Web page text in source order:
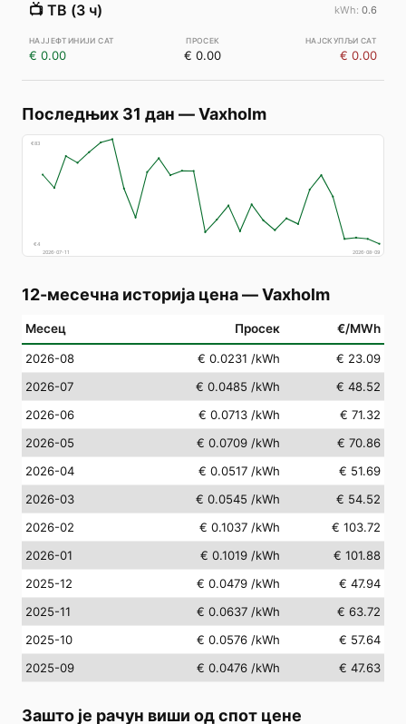
📺 ТВ (3 ч) 0.6
€ 0.00 € 0.00 € 0.00
Последњих 31 дан —Vaxholm
€83
€4
2026-07-11
2026-08-09
12-месечна историја цена—Vaxholm
Месец Просек €/MWh
2026-08 € 0.0231 /kWh
€ 23.09
2026-07
€ 0.0485 /kWh
€ 48.52
2026-06
€ 0.0713 /kWh
€ 71.32
2026-05
€ 0.0709 /kWh
€ 70.86
2026-04
€ 0.0517 /kWh
€ 51.69
2026-03
€ 0.0545 /kWh
€ 54.52
2026-02
€ 0.1037 /kWh
€ 103.72
2026-01
€ 0.1019 /kWh
€ 101.88
2025-12
€ 0.0479 /kWh
€ 47.94
2025-11
€ 0.0637 /kWh
€ 63.72
2025-10
€ 0.0576 /kWh
€ 57.64
2025-09
€ 0.0476 /kWh € 47.63
Зашто је рачун виши од спот цене